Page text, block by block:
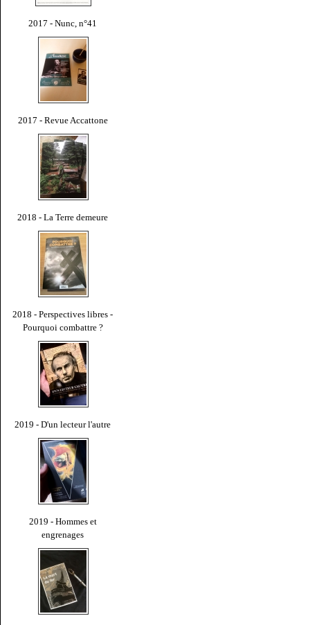
2017 - Nunc, n°41
2017 - Revue Accattone
2018 - La Terre demeure
2018 - Perspectives libres -
Pourquoi combattre ?
2019 - D'un lecteur l'autre
2019 - Hommes et
engrenages